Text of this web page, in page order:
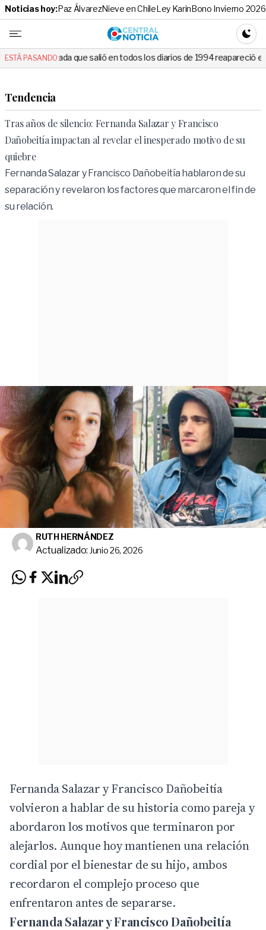
Noticias hoy:Paz ÁlvarezNieve en ChileLey KarinBono Invierno 2026
Central
ESTÁ PASANDO:
que salió en todos los diarios de 1994 reapareció e hizo llorar a todos
Tendencia
Tras años de silencio: Fernanda Salazar y Francisco
Dañobeitía impactan al revelar el inesperado motivo de su
quiebre
Fernanda Salazar y Francisco Dañobeitía hablaron de su
separación y revelaron los factores que marcaron el fin de
su relación.
RUTH HERNÁNDEZ
Actualizado: Junio 26, 2026
Fernanda Salazar y Francisco Dañobeitía
volvieron a hablar de su historia como pareja y
abordaron los motivos que terminaron por
alejarlos. Aunque hoy mantienen una relación
cordial por el bienestar de su hijo, ambos
recordaron el complejo proceso que
enfrentaron antes de separarse.
Fernanda Salazar y Francisco Dañobeitía